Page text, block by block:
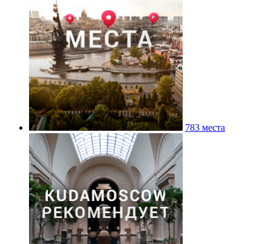
783 места